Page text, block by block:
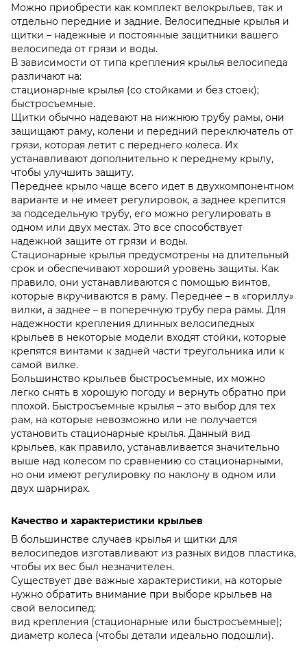
Можно приобрести как комплект велокрыльев, так и
отдельно передние и задние. Велосипедные крылья и
щитки – надежные и постоянные защитники вашего
велосипеда от грязи и воды.
В зависимости от типа крепления крылья велосипеда
различают на:
стационарные крылья (со стойками и без стоек);
быстросъемные.
Щитки обычно надевают на нижнюю трубу рамы, они
защищают раму, колени и передний переключатель от
грязи, которая летит с переднего колеса. Их
устанавливают дополнительно к переднему крылу,
чтобы улучшить защиту.
Переднее крыло чаще всего идет в двухкомпонентном
варианте и не имеет регулировок, а заднее крепится
за подседельную трубу, его можно регулировать в
одном или двух местах. Это все способствует
надежной защите от грязи и воды.
Стационарные крылья предусмотрены на длительный
срок и обеспечивают хороший уровень защиты. Как
правило, они устанавливаются с помощью винтов,
которые вкручиваются в раму. Переднее – в «гориллу»
вилки, а заднее – в поперечную трубу пера рамы. Для
надежности крепления длинных велосипедных
крыльев в некоторые модели входят стойки, которые
крепятся винтами к задней части треугольника или к
самой вилке.
Большинство крыльев быстросъемные, их можно
легко снять в хорошую погоду и вернуть обратно при
плохой. Быстросъемные крылья – это выбор для тех
рам, на которые невозможно или не получается
установить стационарные крылья. Данный вид
крыльев, как правило, устанавливается значительно
выше над колесом по сравнению со стационарными,
но они имеют регулировку по наклону в одном или
двух шарнирах.
Качество и характеристики крыльев
В большинстве случаев крылья и щитки для
велосипедов изготавливают из разных видов пластика,
чтобы их вес был незначителен.
Существует две важные характеристики, на которые
нужно обратить внимание при выборе крыльев на
свой велосипед:
вид крепления (стационарные или быстросъемные);
диаметр колеса (чтобы детали идеально подошли).